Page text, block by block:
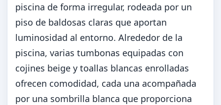
piscina de forma irregular, rodeada por un
piso de baldosas claras que aportan
luminosidad al entorno. Alrededor de la
piscina, varias tumbonas equipadas con
cojines beige y toallas blancas enrolladas
ofrecen comodidad, cada una acompañada
por una sombrilla blanca que proporciona